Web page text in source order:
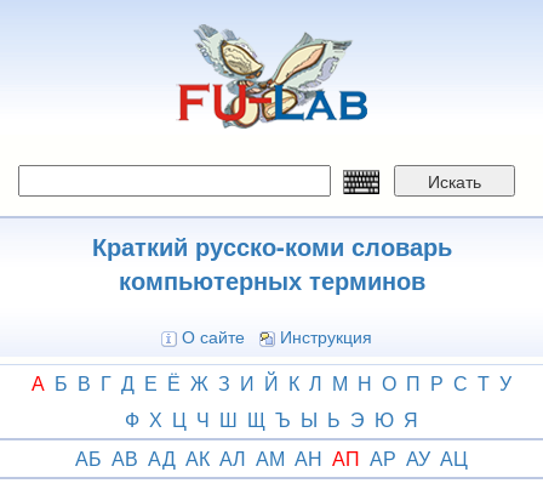
Искать
Краткий русско-коми словарь
компьютерных терминов
О сайте Инструкция
А Б В Г Д Е Ё Ж З И Й К Л М Н О П Р С Т У
Ф Х Ц Ч Ш Щ Ъ Ы Ь Э Ю Я
АБ АВ АД АК АЛ АМ АН АП АР АУ АЦ